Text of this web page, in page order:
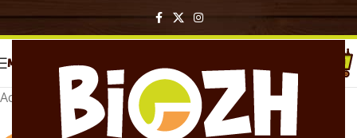
MENU
Accueil Bières en canette